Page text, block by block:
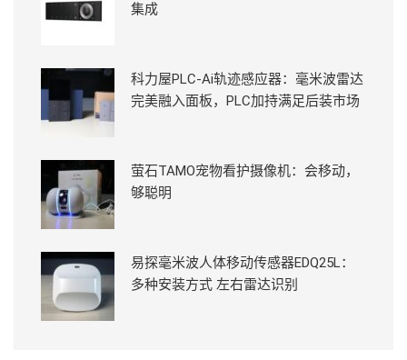
集成
科力屋PLC-Ai轨迹感应器：毫米波雷达
完美融入面板，PLC加持满足后装市场
萤石TAMO宠物看护摄像机：会移动，
够聪明
易探毫米波人体移动传感器EDQ25L：
多种安装方式 左右雷达识别